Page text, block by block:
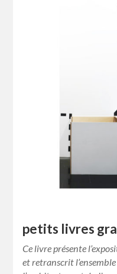
petits livres
Ce livre présente
et retranscrit